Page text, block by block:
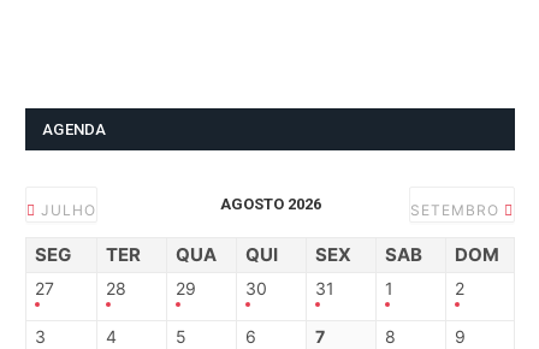
AGENDA
JULHO AGOSTO 2026 SETEMBRO
SEG TER QUA QUI SEX SAB DOM
27 28 29 30 31 1 2
3 4 5 6 7 8 9